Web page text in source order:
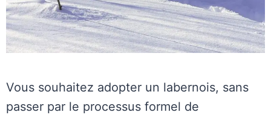
Vous souhaitez adopter un labernois, sans
passer par le processus formel de